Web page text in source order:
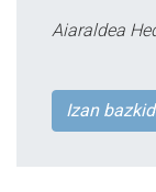
Aiaraldea
Izan